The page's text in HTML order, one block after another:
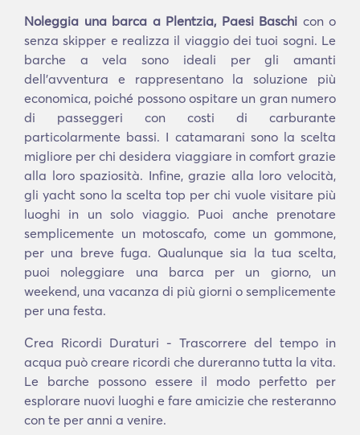
Noleggia una barca a Plentzia, Paesi Baschi con o
senza skipper e realizza il viaggio dei tuoi sogni. Le
barche a vela sono ideali per gli amanti
dell'avventura e rappresentano la soluzione più
economica, poiché possono ospitare un gran numero
di passeggeri con costi di carburante
particolarmente bassi. I catamarani sono la scelta
migliore per chi desidera viaggiare in comfort grazie
alla loro spaziosità. Infine, grazie alla loro velocità,
gli yacht sono la scelta top per chi vuole visitare più
luoghi in un solo viaggio. Puoi anche prenotare
semplicemente un motoscafo, come un gommone,
per una breve fuga. Qualunque sia la tua scelta,
puoi noleggiare una barca per un giorno, un
weekend, una vacanza di più giorni o semplicemente
per una festa.
Crea Ricordi Duraturi - Trascorrere del tempo in
acqua può creare ricordi che dureranno tutta la vita.
Le barche possono essere il modo perfetto per
esplorare nuovi luoghi e fare amicizie che resteranno
con te per anni a venire.